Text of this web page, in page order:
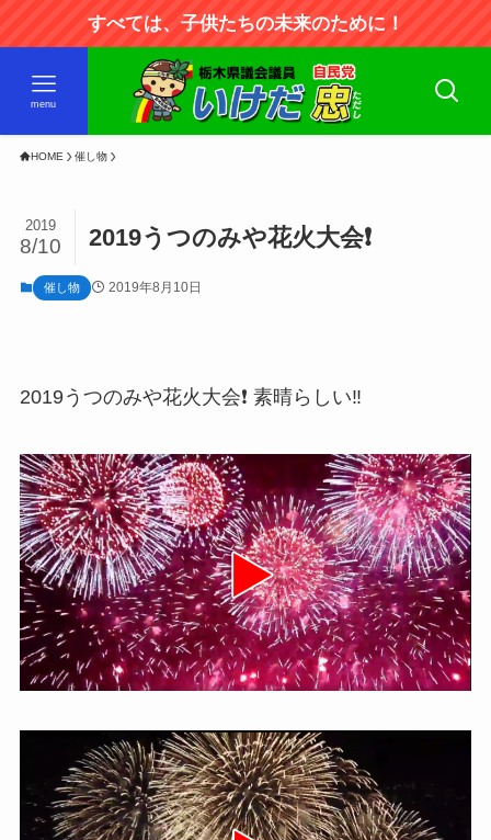
すべては、子供たちの未来のために！
menu
HOME 催し物
2019うつのみや花火大会❗
2019
8/10
催し物 2019年8月10日
2019うつのみや花火大会❗ 素晴らしい‼️